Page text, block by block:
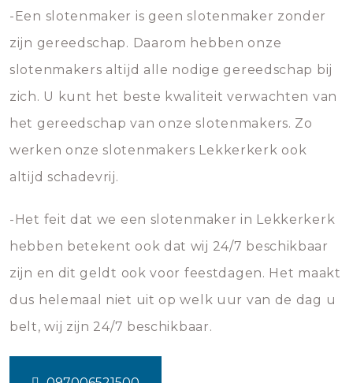
-Een slotenmaker is geen slotenmaker zonder
zijn gereedschap. Daarom hebben onze
slotenmakers altijd alle nodige gereedschap bij
zich. U kunt het beste kwaliteit verwachten van
het gereedschap van onze slotenmakers. Zo
werken onze slotenmakers Lekkerkerk ook
altijd schadevrij.
-Het feit dat we een slotenmaker in Lekkerkerk
hebben betekent ook dat wij 24/7 beschikbaar
zijn en dit geldt ook voor feestdagen. Het maakt
dus helemaal niet uit op welk uur van de dag u
belt, wij zijn 24/7 beschikbaar.